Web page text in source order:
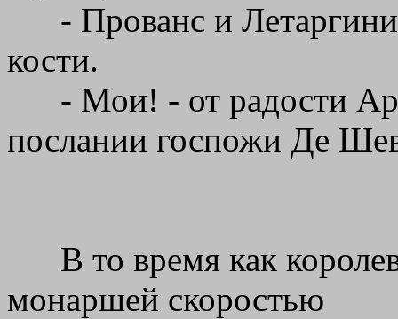
- Прованс и
кости.
- Мои! - от радости
послании госпожи Де
В то время как
монаршей скоростью